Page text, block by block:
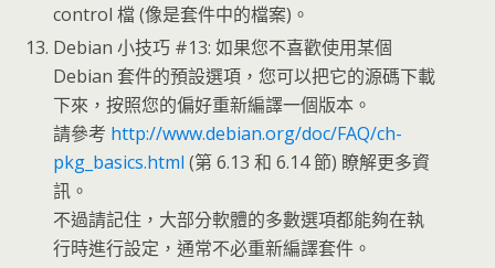
control 檔 (像是套件中的檔案)。
Debian 小技巧 #13: 如果您不喜歡使用某個
Debian 套件的預設選項，您可以把它的源碼下載
下來，按照您的偏好重新編譯一個版本。
請參考 http://www.debian.org/doc/FAQ/ch-
pkg_basics.html (第 6.13 和 6.14 節) 瞭解更多資
訊。
不過請記住，大部分軟體的多數選項都能夠在執
行時進行設定，通常不必重新編譯套件。